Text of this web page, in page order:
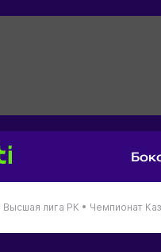
Высшая лига РК • Чемпионат